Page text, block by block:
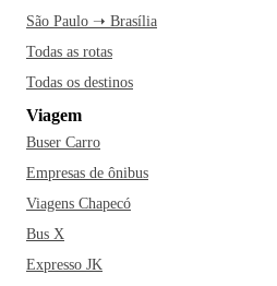
São Paulo ➝ Brasília
Todas as rotas
Todas os destinos
Viagem
Buser Carro
Empresas de ônibus
Viagens Chapecó
Bus X
Expresso JK